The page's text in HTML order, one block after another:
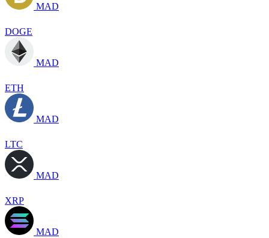
MAD
DOGE
MAD
ETH
MAD
LTC
MAD
XRP
MAD